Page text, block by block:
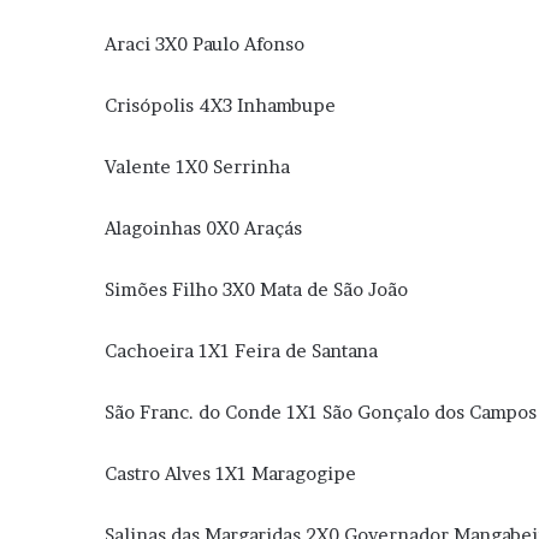
Araci 3X0 Paulo Afonso
Crisópolis 4X3 Inhambupe
Valente 1X0 Serrinha
Alagoinhas 0X0 Araçás
Simões Filho 3X0 Mata de São João
Cachoeira 1X1 Feira de Santana
São Franc. do Conde 1X1 São Gonçalo dos Campos
Castro Alves 1X1 Maragogipe